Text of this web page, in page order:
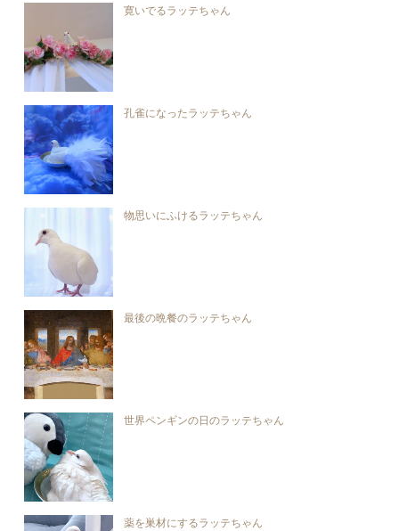
寛いでるラッテちゃん
孔雀になったラッテちゃん
物思いにふけるラッテちゃん
最後の晩餐のラッテちゃん
世界ペンギンの日のラッテちゃん
薬を巣材にするラッテちゃん